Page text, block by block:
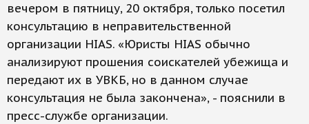
вечером в пятницу, 20 октября, только посетил
консультацию в неправительственной
организации HIAS. «Юристы HIAS обычно
анализируют прошения соискателей убежища и
передают их в УВКБ, но в данном случае
консультация не была закончена», - пояснили в
пресс-службе организации.